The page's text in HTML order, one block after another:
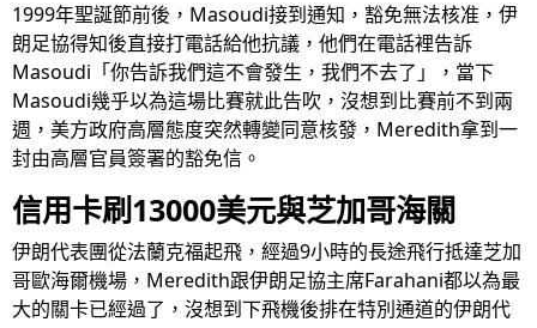
1999年聖誕節前後，Masoudi接到通知，豁免無法核准，伊
朗足協得知後直接打電話給他抗議，他們在電話裡告訴
Masoudi「你告訴我們這不會發生，我們不去了」，當下
Masoudi幾乎以為這場比賽就此告吹，沒想到比賽前不到兩
週，美方政府高層態度突然轉變同意核發，Meredith拿到一
封由高層官員簽署的豁免信。
信用卡刷13000美元與芝加哥海關
伊朗代表團從法蘭克福起飛，經過9小時的長途飛行抵達芝加
哥歐海爾機場，Meredith跟伊朗足協主席Farahani都以為最
大的關卡已經過了，沒想到下飛機後排在特別通道的伊朗代